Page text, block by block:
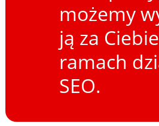
możemy
ją za
ramach
SEO.